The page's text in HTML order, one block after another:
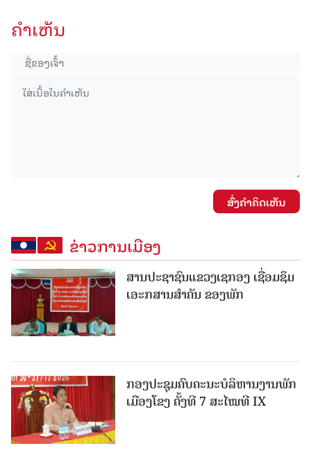
ຄໍາເຫັນ
ສົ່ງຄໍາຄິດເຫັນ
ຂ່າວການເມືອງ
ສານປະຊາຊົນແຂວງເຊກອງ ເຊື່ອມຊຶມ
ເອະກສານສໍາຄັນ ຂອງພັກ
ກອງປະຊຸມຄົບຄະນະບໍລິຫານງານພັກ
ເມືອງໂຂງ ຄັ້ງທີ 7 ສະໄໝທີ IX